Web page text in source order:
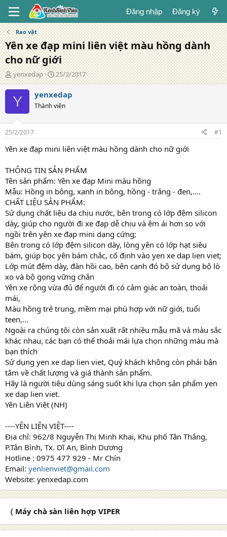
Đăng nhập Đăng ký
Rao vặt
Yên xe đạp mini liên việt màu hồng dành
cho nữ giới
T
á
c
g
ả
yenxedap
N
g
à
y
đ
g
25/2/2017
Y yenxedap
Thành viên
25/2/2017 #1
Yên xe đạp mini liên việt màu hồng dành cho nữ giới
THÔNG TIN SẢN PHẨM
Tên sản phẩm: Yên xe đạp Mini màu hồng
Mẫu: Hồng in bông, xanh in bông, hồng - trắng - đen,....
CHẤT LIỆU SẢN PHẨM:
Sử dụng chất liệu da chịu nước, bên trong có lớp đệm silicon
dày, giúp cho người đi xe đạp dễ chịu và êm ái hơn so với
ngồi trên yên xe đạp mini dạng cứng;
Bên trong có lớp đệm silicon dày, lòng yên có lớp hạt siêu
bám, giúp bọc yên bám chắc, cố định vào yen xe dap lien viet;
Lớp mút đệm dày, đàn hồi cao, bên cạnh đó bộ sử dụng bộ lò
xo và bộ gọng vững chắn
Yên xe rộng vừa đủ để người đi có cảm giác an toàn, thoải
mái,
Màu hồng trẻ trung, mềm mại phù hợp với nữ giới, tuổi
teen,...
Ngoài ra chúng tôi còn sản xuất rất nhiều mẫu mã và màu sắc
khác nhau, các bạn có thể thoải mái lựa chọn những màu mà
bạn thích
Sử dụng yen xe dap lien viet, Quý khách không còn phải bận
tâm về chất lượng và giá thành sản phẩm.
Hãy là người tiêu dùng sáng suốt khi lựa chọn sản phẩm yen
xe dap lien viet.
Yên Liên Việt (NH)
----YÊN LIÊN VIỆT----
Địa chỉ: 962/8 Nguyễn Thị Minh Khai, Khu phố Tân Thắng,
P.Tân Bình, Tx. Dĩ An, Bình Dương
Hotline : 0975 477 929 - Mr Chín
Email: yenlienviet@gmail.com
Website: yenxedap.com
〈 Máy chà sàn liên hợp VIPER